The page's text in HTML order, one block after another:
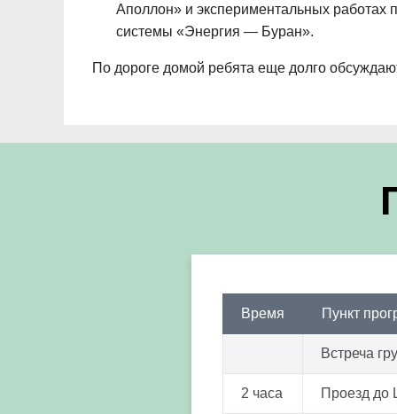
Аполлон» и экспериментальных работах
системы «Энергия — Буран».
По дороге домой ребята еще долго
Время Пункт
Встреча
2 часа Проезд до